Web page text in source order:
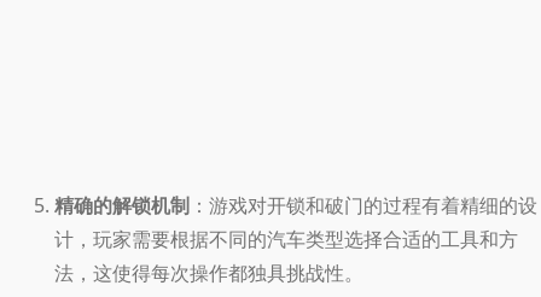
精确的解锁机制 ：游戏对开锁和破门的过程有着精细的设
计，玩家需要根据不同的汽车类型选择合适的工具和方
法，这使得每次操作都独具挑战性。